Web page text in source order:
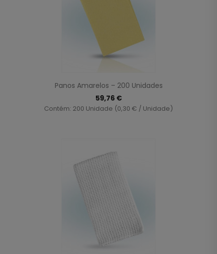
Panos Amarelos – 200 Unidades
59,76 €
Contém: 200 Unidade (0,30 € / Unidade)